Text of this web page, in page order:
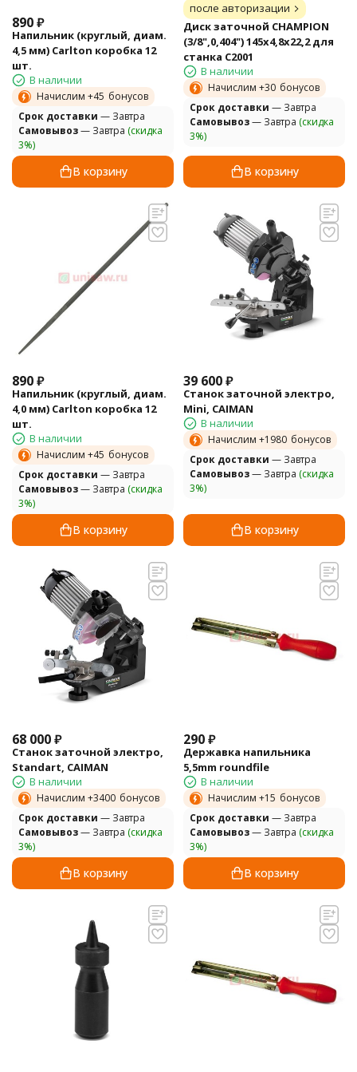
890₽
Напильник (круглый, диам.
4,5 мм) Carlton коробка 12
шт.
В наличии
Начислим +45 бонусов
Cрок доставки — Завтра
Самовывоз— Завтра (скидка
3%)
В корзину
после авторизации
Диск заточной CHAMPION
(3/8",0,404") 145х4,8х22,2 для
станка C2001
В наличии
Начислим +30 бонусов
Cрок доставки — Завтра
Самовывоз— Завтра (скидка
3%)
В корзину
890₽
Напильник (круглый, диам.
4,0 мм) Carlton коробка 12
шт.
В наличии
Начислим +45 бонусов
Cрок доставки — Завтра
Самовывоз— Завтра (скидка
3%)
В корзину
39 600₽
Станок заточной электро,
Mini, CAIMAN
В наличии
Начислим +1980 бонусов
Cрок доставки — Завтра
Самовывоз— Завтра (скидка
3%)
В корзину
68 000₽
Станок заточной электро,
Standart, CAIMAN
В наличии
Начислим +3400 бонусов
Cрок доставки — Завтра
Самовывоз— Завтра (скидка
3%)
В корзину
290₽
Державка напильника
5,5mm roundfile
В наличии
Начислим +15 бонусов
Cрок доставки — Завтра
Самовывоз— Завтра (скидка
3%)
В корзину